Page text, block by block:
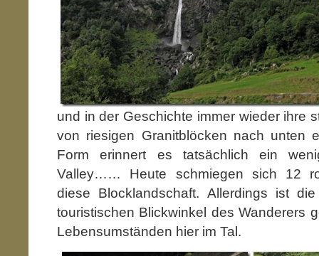
und in der Geschichte immer wieder ihre
von riesigen Granitblöcken nach unten
Form erinnert es tatsächlich ein
Valley…… Heute schmiegen sich 12
diese Blocklandschaft. Allerdings ist
touristischen Blickwinkel des Wanderers
Lebensumständen hier im Tal.